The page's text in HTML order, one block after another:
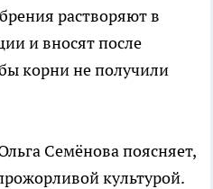
растворяют в
и вносят после
корни не получили
Семёнова поясняет,
культурой.